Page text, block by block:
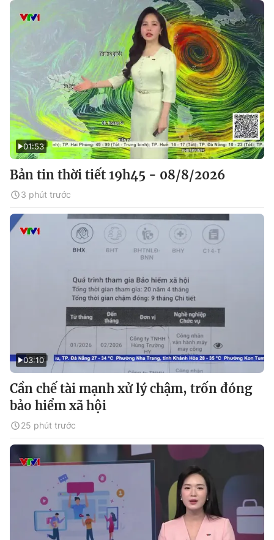
01:53
Bản tin thời tiết 19h45 - 08/8/2026
3 phút trước
03:10
Cần chế tài mạnh xử lý chậm, trốn đóng
bảo hiểm xã hội
25 phút trước